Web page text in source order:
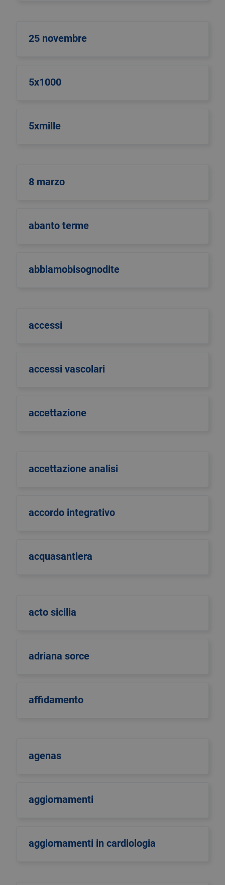
25 novembre
5x1000
5xmille
8 marzo
abanto terme
abbiamobisognodite
accessi
accessi vascolari
accettazione
accettazione analisi
accordo integrativo
acquasantiera
acto sicilia
adriana sorce
affidamento
agenas
aggiornamenti
aggiornamenti in cardiologia